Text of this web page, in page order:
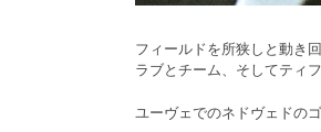
フィールドを所狭しと動き
ラブとチーム、そしてティ
ユーヴェでのネドヴェドの